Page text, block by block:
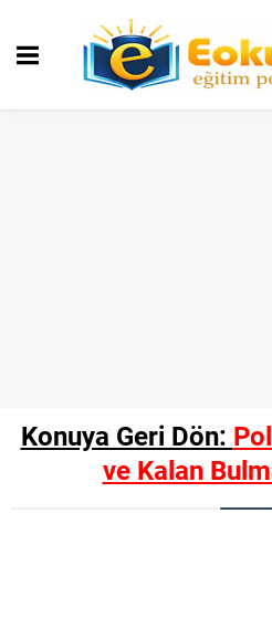
Konuya Geri Dön:
ve Kalan